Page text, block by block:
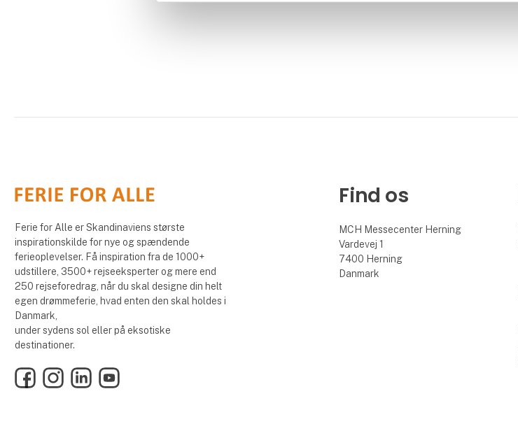
Ferie for Alle er Skandinaviens største
inspirationskilde for nye og spændende
ferieoplevelser. Få inspiration fra de 1000+
udstillere, 3500+ rejseeksperter og mere end
250 rejseforedrag, når du skal designe din helt
egen drømmeferie, hvad enten den skal holdes i
Danmark,
under sydens sol eller på eksotiske
destinationer.
FacebookInstagramLinkedInYouTube
Find os
MCH Messecenter Herning
Vardevej 1
7400 Herning
Danmark